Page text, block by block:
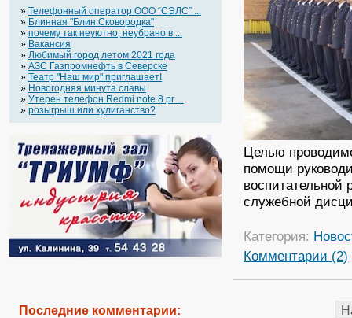
» Телефонный оператор OOO “СЭЛС” ...
» Блинная "Блин.Сковородка"
» почему так неуютно, неубрано в ...
» Вакансия
» Любимый город летом 2021 года
» АЗС Газпромнефть в Северске
» Театр "Наш мир" приглашает!
» Новогодняя минута славы
» Утерен телефон Redmi note 8 pr ...
» розыгрыш или хулиганство?
Последние комментарии:
Целью
помощи
служебной
Категория:
Комментарии (2)